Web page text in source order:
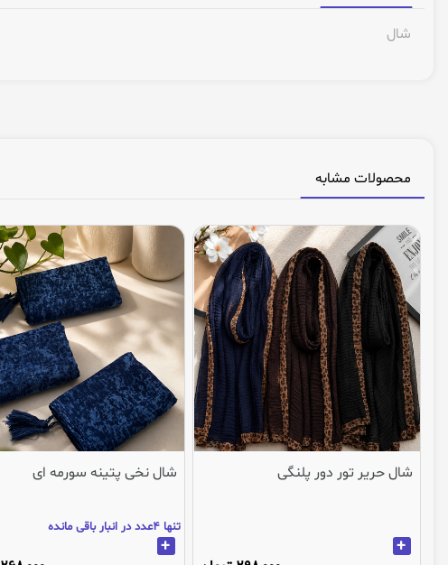
شال
محصولات مشابه
شال حریر تور دور پلنگی
+
شال نخی پتینه سورمه ای
تنها 4عدد در انبار باقی مانده
+